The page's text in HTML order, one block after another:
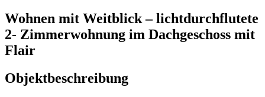
Wohnen mit Weitblick – lichtdurchflutete
2- Zimmerwohnung im Dachgeschoss mit
Flair
Objektbeschreibung